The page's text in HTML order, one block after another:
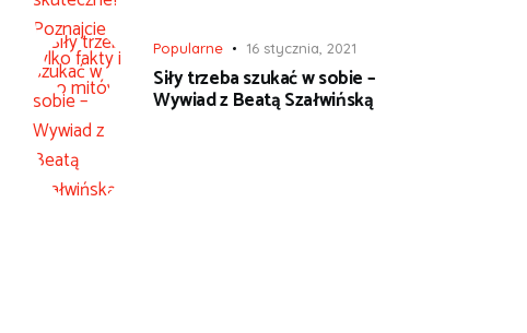
Popularne 16 stycznia, 2021
Siły trzeba szukać w sobie –
Wywiad z Beatą Szałwińską